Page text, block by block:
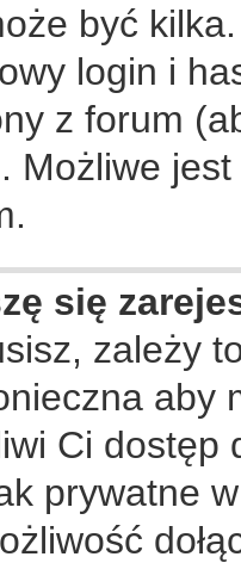
być
login i
z forum
Możliwe
się
zależy
aby
Ci
prywatne